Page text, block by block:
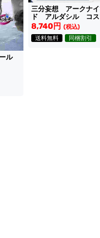
ル
三分妄想 アークナイ
ド アルダシル コ
8,740円 (税込)
送料無料
同梱割引